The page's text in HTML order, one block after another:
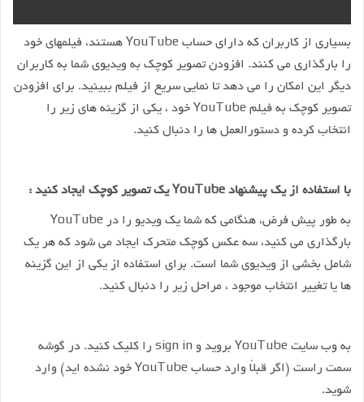
بسیاری از کاربران که دارای حساب YouTube هستند، فیلمهای خود
را بارگذاری می کنند. افزودن تصویر کوچک به ویدیوی شما به کاربران
دیگر این امکان را می دهد تا نمایی سریع از فیلم ببینید. برای افزودن
تصویر کوچک به فیلم YouTube خود ، یکی از گزینه های زیر را
انتخاب کرده و دستورالعمل ها را دنبال کنید.
با استفاده از یک پیشنهاد YouTube یک تصویر کوچک ایجاد کنید :
به طور پیش فرض، هنگامی که شما یک ویدیو را در YouTube
بارگذاری می کنید، سه عکس کوچک متحرک ایجاد می شود که هر یک
شامل بخشی از ویدیوی شما است. برای استفاده از یکی از این گزینه
ها یا تغییر انتخاب موجود ، مراحل زیر را دنبال کنید.
به وب سایت YouTube بروید و sign in را کلیک کنید. در گوشه
سمت راست (اگر قبلاً وارد حساب YouTube خود نشده اید) وارد
شوید.